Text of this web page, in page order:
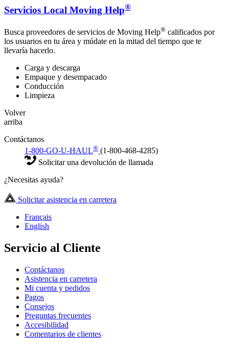
Servicios Local Moving Help®
Busca proveedores de servicios de Moving Help® calificados por
los usuarios en tu área y múdate en la mitad del tiempo que te
llevaría hacerlo.
Carga y descarga
Empaque y desempacado
Conducción
Limpieza
Volver
arriba
Contáctanos
1-800-GO-U-HAUL® (1-800-468-4285)
Solicitar una devolución de llamada
¿Necesitas ayuda?
Solicitar asistencia en carretera
Français
English
Servicio al Cliente
Contáctanos
Asistencia en carretera
Mi cuenta y pedidos
Pagos
Consejos
Preguntas frecuentes
Accesibilidad
Comentarios de clientes